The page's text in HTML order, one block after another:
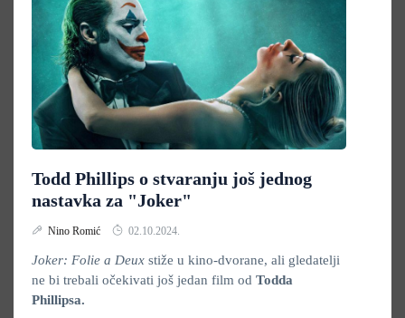
Todd Phillips o stvaranju još jednog
nastavka za "Joker"
Nino Romić 02.10.2024.
Joker: Folie a Deux stiže u kino-dvorane, ali gledatelji
ne bi trebali očekivati još jedan film od Todda
Phillipsa.